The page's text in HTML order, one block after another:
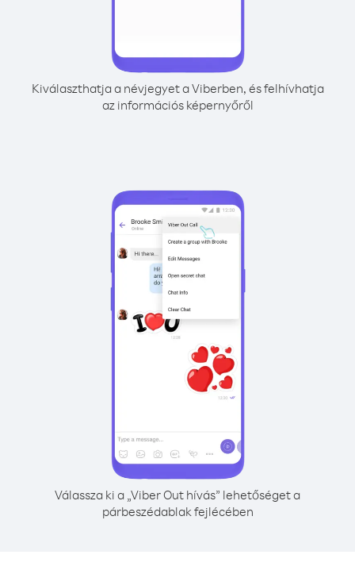
Kiválaszthatja a névjegyet a Viberben, és felhívhatja
az információs képernyőről
Válassza ki a „Viber Out hívás” lehetőséget a
párbeszédablak fejlécében